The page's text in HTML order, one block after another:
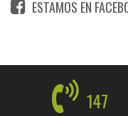
ESTAMOS EN
147